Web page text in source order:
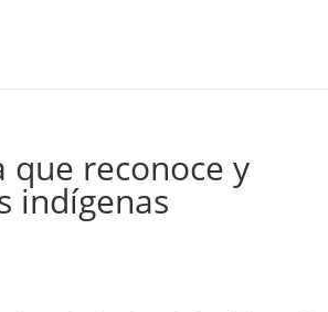
reconoce y
indígenas